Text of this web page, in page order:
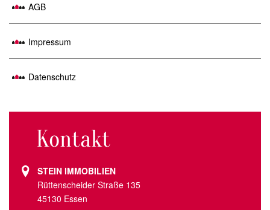
AGB
Impressum
Datenschutz
Kontakt
STEIN IMMOBILIEN
Rüttenscheider Straße 135
45130 Essen